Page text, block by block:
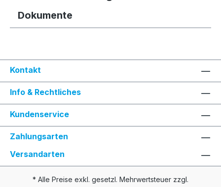
Dokumente
Kontakt
Info & Rechtliches
Kundenservice
Zahlungsarten
Versandarten
* Alle Preise exkl. gesetzl. Mehrwertsteuer zzgl.